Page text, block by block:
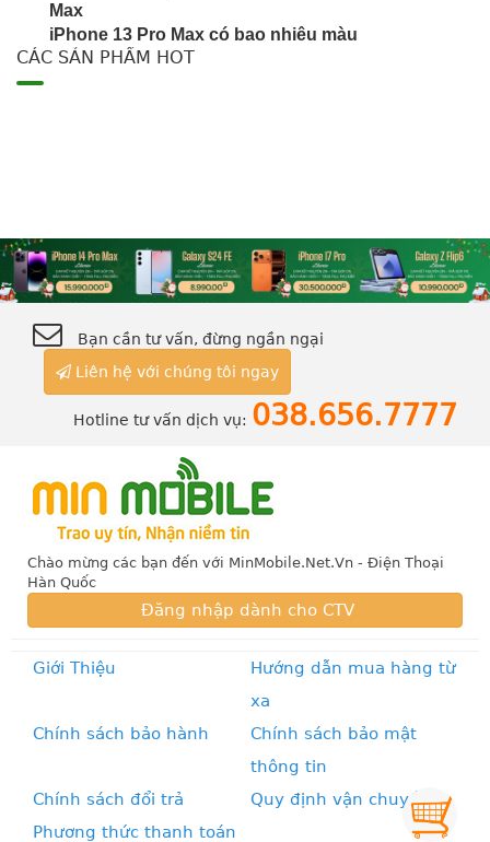
Max
iPhone 13 Pro Max có bao nhiêu màu
CÁC SẢN PHẨM HOT
Bạn cần tư vấn, đừng ngần ngại
Liên hệ với chúng tôi ngay
Hotline tư vấn dịch vụ: 038.656.7777
Chào mừng các bạn đến với MinMobile.Net.Vn - Điện Thoại
Hàn Quốc
Đăng nhập dành cho CTV
Giới Thiệu
Hướng dẫn mua hàng từ
xa
Chính sách bảo hành
Chính sách bảo mật
thông tin
Chính sách đổi trả
Quy định vận chuyển
Phương thức thanh toán